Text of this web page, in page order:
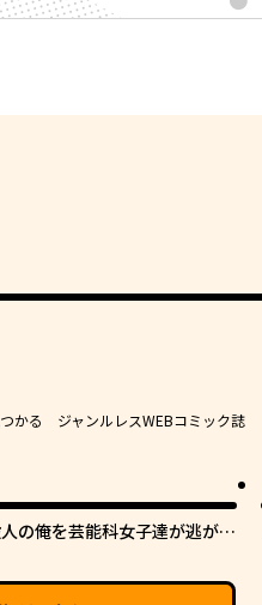
かる ジャンルレスWEBコミック誌
の俺を芸能科女子達が逃がし